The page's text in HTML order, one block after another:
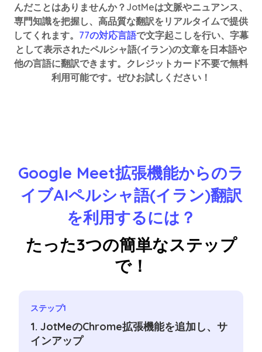
んだことはありませんか？JotMeは文脈やニュアンス、
専門知識を把握し、高品質な翻訳をリアルタイムで提供
してくれます。 77の対応言語で文字起こしを行い、字幕
として表示されたペルシャ語(イラン)の文章を日本語や
他の言語に翻訳できます。クレジットカード不要で無料
利用可能です。ぜひお試しください！
Google Meet拡張機能からのラ
イブAIペルシャ語(イラン)翻訳
を利用するには？
たった3つの簡単なステップ
で！
ステップ1
1. JotMeのChrome拡張機能を追加し、サ
インアップ